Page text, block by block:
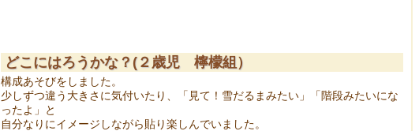
どこにはろうかな？(２歳児 檸檬組）
構成あそびをしました。
少しずつ違う大きさに気付いたり、「見て！雪だるまみたい」「階段みたいにな
ったよ」と
自分なりにイメージしながら貼り楽しんでいました。